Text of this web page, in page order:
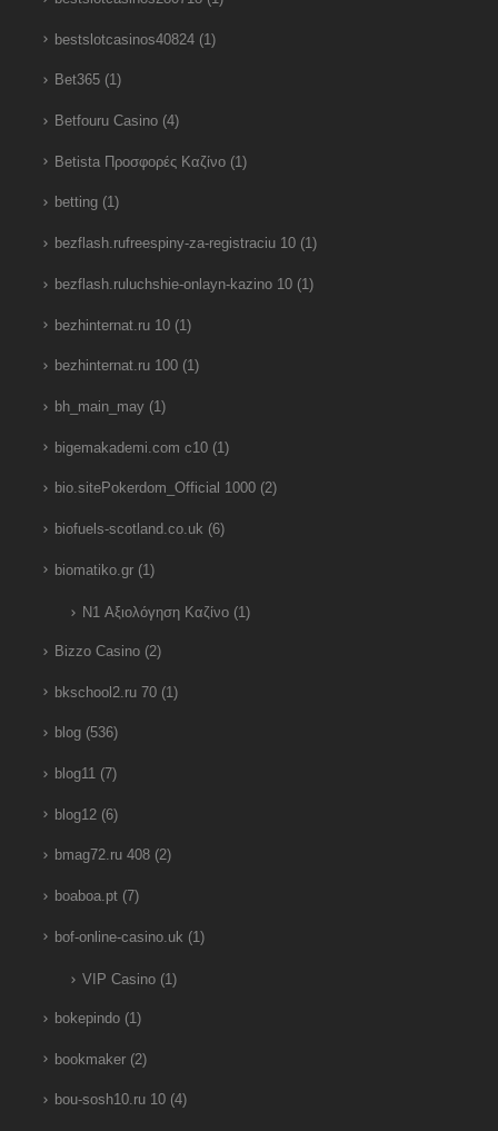
bestslotcasinos40824(1)
Bet365(1)
Betfouru Casino(4)
Betista Προσφορές Καζίνο(1)
betting(1)
bezflash.rufreespiny-za-registraciu 10(1)
bezflash.ruluchshie-onlayn-kazino 10(1)
bezhinternat.ru 10(1)
bezhinternat.ru 100(1)
bh_main_may(1)
bigemakademi.com c10(1)
bio.sitePokerdom_Official 1000(2)
biofuels-scotland.co.uk (6)
biomatiko.gr(1)
N1 Αξιολόγηση Καζίνο(1)
Bizzo Casino(2)
bkschool2.ru 70(1)
blog(536)
blog11(7)
blog12(6)
bmag72.ru 408(2)
boaboa.pt(7)
bof-online-casino.uk (1)
VIP Casino(1)
bokepindo(1)
bookmaker(2)
bou-sosh10.ru 10(4)